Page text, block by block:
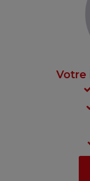
Votre